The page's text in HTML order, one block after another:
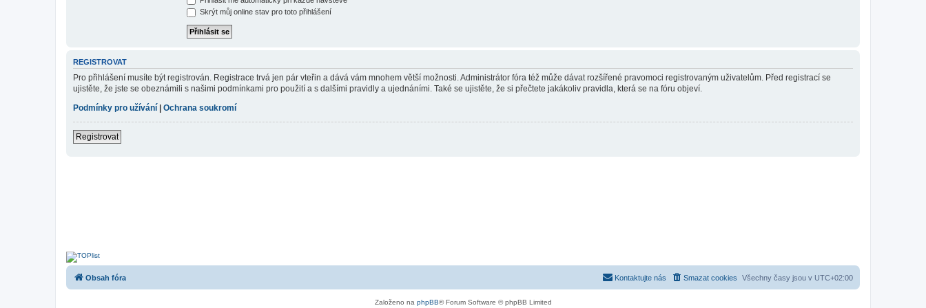
Skrýt můj online stav pro toto přihlášení
REGISTROVAT
Pro přihlášení musíte být registrován. Registrace trvá jen pár vteřin a dává vám mnohem větší možnosti. Administrátor fóra též může dávat rozšířené pravomoci registrovaným uživatelům. Před registrací se
ujistěte, že jste se obeznámili s našimi podmínkami pro použití a s dalšími pravidly a ujednáními. Také se ujistěte, že si přečtete jakákoliv pravidla, která se na fóru objeví.
Podmínky pro užívání
Ochrana soukromí
Registrovat
Obsah fóra Všechny časy jsou v UTC+02:00
Smazat cookies
Kontaktujte nás
Založeno na phpBB® Forum Software © phpBB Limited